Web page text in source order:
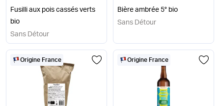
Fusilli aux pois cassés verts
bio
Sans Détour
Bière ambrée 5° bio
Sans Détour
Origine France Origine France